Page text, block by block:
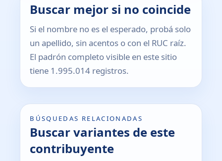
Buscar mejor si no coincide
Si el nombre no es el esperado, probá solo
un apellido, sin acentos o con el RUC raíz.
El padrón completo visible en este sitio
tiene 1.995.014 registros.
BÚSQUEDAS RELACIONADAS
Buscar variantes de este
contribuyente